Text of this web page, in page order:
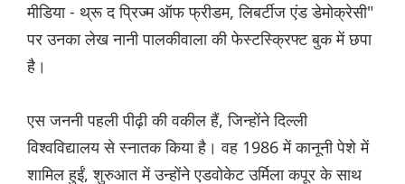
मीडिया - थ्रू द प्रिज्म ऑफ फ्रीडम, लिबर्टीज एंड डेमोक्रेसी"
पर उनका लेख नानी पालकीवाला की फेस्टस्क्रिफ्ट बुक में छपा
है।
एस जननी पहली पीढ़ी की वकील हैं, जिन्होंने दिल्ली
विश्वविद्यालय से स्नातक किया है। वह 1986 में कानूनी पेशे में
शामिल हुईं, शुरुआत में उन्होंने एडवोकेट उर्मिला कपूर के साथ